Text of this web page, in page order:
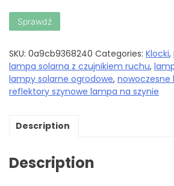
Sprawdź
SKU: 0a9cb9368240 Categories: Klocki,
lampa solarna z czujnikiem ruchu,
lampy solarne ogrodowe, nowoczesne
reflektory szynowe lampa na szynie
Description
Description